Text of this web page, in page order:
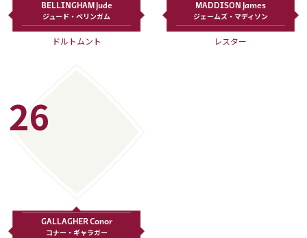
BELLINGHAM Jude
ジュード・ベリンガム
ドルトムント
MADDISON James
ジェームズ・マディソン
レスター
26
GALLAGHER Conor
コナー・ギャラガー